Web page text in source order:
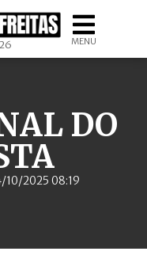
MENU
DO
10/2025 08:19